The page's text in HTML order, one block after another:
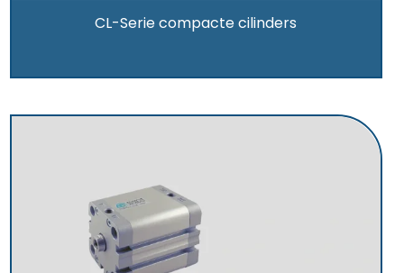
CL-Serie compacte cilinders